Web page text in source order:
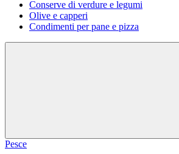
Conserve di verdure e legumi
Olive e capperi
Condimenti per pane e pizza
Pesce